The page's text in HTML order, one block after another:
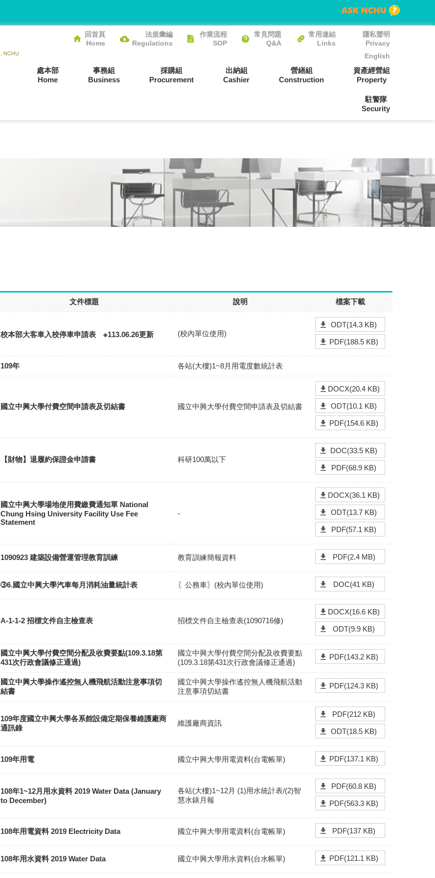
回首頁
Home
法規彙編
Regulations
作業流程
SOP
常見問題
Q&A
常用連結
Links
隱私聲明
Privacy
English
處本部
Home
事務組
Business
採購組
Procurement
出納組
Cashier
營繕組
Construction
資產經營組
Property
駐警隊
Security
文件標題 說明 檔案下載
校本部大客車入校停車申請表 ※113.06.26更新 (校內單位使用)
ODT(14.3 KB)
PDF(188.5 KB)
109年 各站(大樓)1~8月用電度數統計表
國立中興大學付費空間申請表及切結書 國立中興大學付費空間申請表及切結書
DOCX(20.4 KB)
ODT(10.1 KB)
PDF(154.6 KB)
【財物】退履約保證金申請書 科研100萬以下
DOC(33.5 KB)
PDF(68.9 KB)
國立中興大學場地使用費繳費通知單 National
Chung Hsing University Facility Use Fee
Statement
-
DOCX(36.1 KB)
ODT(13.7 KB)
PDF(57.1 KB)
1090923 建築設備營運管理教育訓練 教育訓練簡報資料 PDF(2.4 MB)
➂6.國立中興大學汽車每月消耗油量統計表 〖公務車〗(校內單位使用) DOC(41 KB)
A-1-1-2 招標文件自主檢查表 招標文件自主檢查表(1090716修)
DOCX(16.6 KB)
ODT(9.9 KB)
國立中興大學付費空間分配及收費要點(109.3.18第
431次行政會議修正通過)
國立中興大學付費空間分配及收費要點
(109.3.18第431次行政會議修正通過)
PDF(143.2 KB)
國立中興大學操作遙控無人機飛航活動注意事項切
結書
國立中興大學操作遙控無人機飛航活動
注意事項切結書
PDF(124.3 KB)
109年度國立中興大學各系館設備定期保養維護廠商
通訊錄
維護廠商資訊
PDF(212 KB)
ODT(18.5 KB)
109年用電 國立中興大學用電資料(台電帳單) PDF(137.1 KB)
108年1~12月用水資料 2019 Water Data (January
to December)
各站(大樓)1~12月 (1)用水統計表/(2)智
慧水錶月報
PDF(60.8 KB)
PDF(563.3 KB)
108年用電資料 2019 Electricity Data 國立中興大學用電資料(台電帳單) PDF(137 KB)
108年用水資料 2019 Water Data 國立中興大學用水資料(台水帳單) PDF(121.1 KB)